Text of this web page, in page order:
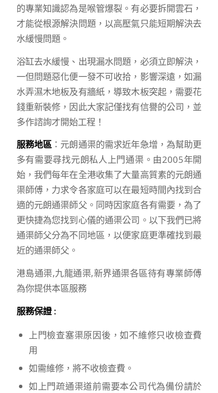
的專業知識認為是喉管爆裂。有必要拆開雲石，
才能從根源解決問題，以高壓氣只能短期解決去
水緩慢問題。
浴缸去水緩慢、出現漏水問題，必須立即解決，
一但問題惡化便一發不可收拾，影響深遠，如漏
水弄濕木地板及有牆紙，導致木板突起，需要花
錢重新裝修，因此大家記僅找有信譽的公司，並
多作諮詢才開始工程！
服務地區：元朗通渠的需求近年急增，為幫助更
多有需要尋找元朗私人上門通渠。由2005年開
始，我們每年在全港收集了大量高質素的元朗通
渠師傅，力求令各家庭可以在最短時間內找到合
適的元朗通渠師父。同時因家庭各有需要，為了
更快捷為您找到心儀的通渠公司。以下我們已將
通渠師父分為不同地區，以便家庭更準確找到最
近的通渠師父。
港島通渠,九龍通渠,新界通渠各區待有專業師傅
為你提供本區服務
服務保證 :
上門檢查塞渠原因後，如不維修只收檢查費
用
如需維修，將不收檢查費。
如上門疏通渠道前需要本公司代為備份請於